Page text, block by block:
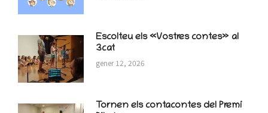
Escolteu els «Vostres contes» al
3cat
gener 12, 2026
Tornen els contacontes del Premi